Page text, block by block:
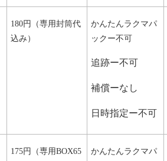
180円（専用封筒代
込み）
かんたんラクマパ
ックー不可
追跡ー不可
補償ーなし
日時指定ー不可
175円（専用BOX65
かんたんラクマパ